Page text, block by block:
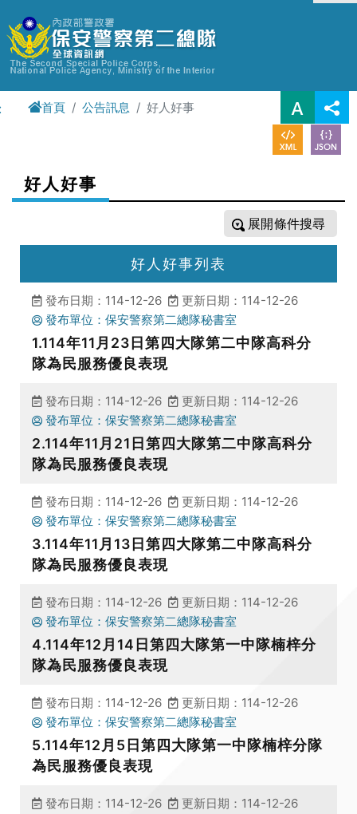
首頁 公告訊息 好人好事
好人好事
條件搜尋
好人好事列表
發布日期：114-12-26
更新日期：114-12-26
發布單位：保安警察第二總隊秘書室
1.114年11月23日第四大隊第二中隊高科分
隊為民服務優良表現
發布日期：114-12-26
更新日期：114-12-26
發布單位：保安警察第二總隊秘書室
2.114年11月21日第四大隊第二中隊高科分
隊為民服務優良表現
發布日期：114-12-26
更新日期：114-12-26
發布單位：保安警察第二總隊秘書室
3.114年11月13日第四大隊第二中隊高科分
隊為民服務優良表現
發布日期：114-12-26
更新日期：114-12-26
發布單位：保安警察第二總隊秘書室
4.114年12月14日第四大隊第一中隊楠梓分
隊為民服務優良表現
發布日期：114-12-26
更新日期：114-12-26
發布單位：保安警察第二總隊秘書室
5.114年12月5日第四大隊第一中隊楠梓分隊
為民服務優良表現
發布日期：114-12-26
更新日期：114-12-26